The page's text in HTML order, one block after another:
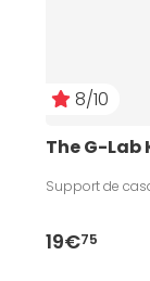
8/10
The G-
Support de
19€75